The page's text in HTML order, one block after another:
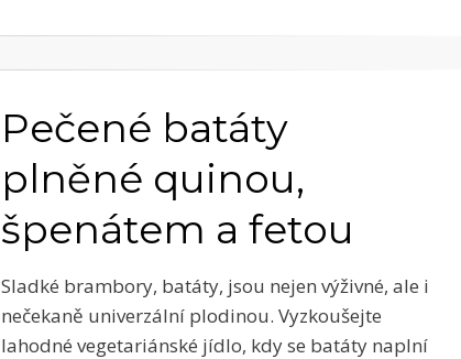
Pečené batáty
plněné quinou,
špenátem a fetou
Sladké brambory, batáty, jsou nejen výživné, ale i
nečekaně univerzální plodinou. Vyzkoušejte
lahodné vegetariánské jídlo, kdy se batáty naplní